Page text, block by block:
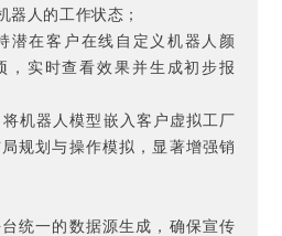
器人的工作状态；
潜在客户在线自定义机器人颜
，实时查看效果并生成初步报
将机器人模型嵌入客户虚拟工厂
规划与操作模拟，显著增强销
统一的数据源生成，确保宣传